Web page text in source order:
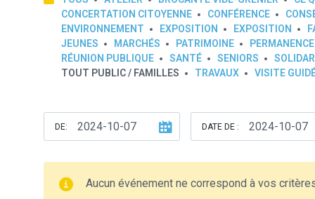
CONCERTATION CITOYENNE
CONFÉRENCE
ENVIRONNEMENT
EXPOSITION EXPOSITION
JEUNES
MARCHÉS PATRIMOINE
RÉUNION PUBLIQUE
SANTÉ SENIORS
TOUT PUBLIC / FAMILLES
TRAVAUX VISITE
DE: DATE DE :
Aucun événement ne correspond à vos